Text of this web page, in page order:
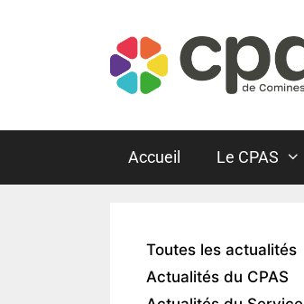
Accueil Le CPAS
Toutes les actualités
Actualités du CPAS